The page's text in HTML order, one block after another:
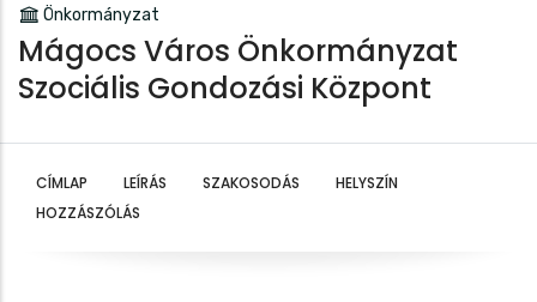
Önkormányzat
Mágocs Város Önkormányzat
Szociális Gondozási Központ
CÍMLAP LEÍRÁS SZAKOSODÁS
HELYSZÍN
HOZZÁSZÓLÁS